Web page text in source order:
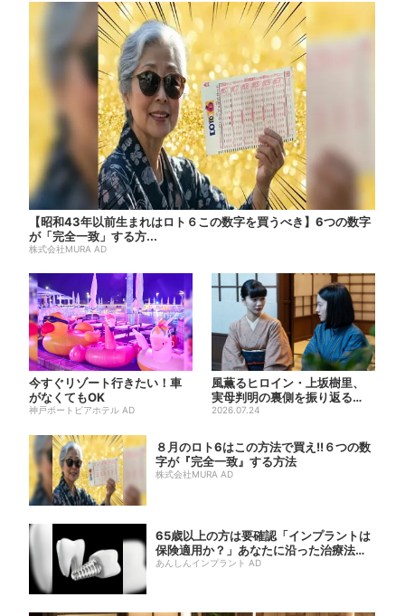
【昭和43年以前生まれはロト６この数字を買うべき】6つの数字
が「完全一致」する方...
株式会社MURA AD
今すぐリゾート行きたい！車
がなくてもOK
神戸ポートピアホテル AD
風薫るヒロイン・上坂樹里、
実母判明の裏側を振り返る
「どういうこと？って」
2026.07.24
８月のロト6はこの方法で買え!!６つの数
字が『完全一致』する方法
株式会社MURA AD
65歳以上の方は要確認「インプラントは
保険適用か？」あなたに沿った治療法や
費用を...
あんしんインプラント AD